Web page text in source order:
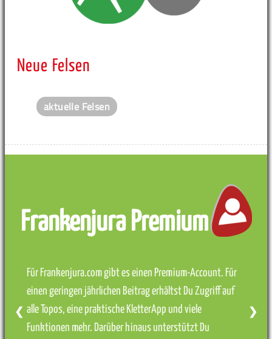
Neue Felsen
aktuelle Felsen
Frankenjura Premium
Für Frankenjura.com gibt es einen Premium-Account. Für
einen geringen jährlichen Beitrag erhältst Du Zugriff auf
alle Topos, eine praktische KletterApp und viele
Funktionen mehr. Darüber hinaus unterstützt Du
❮ ❯